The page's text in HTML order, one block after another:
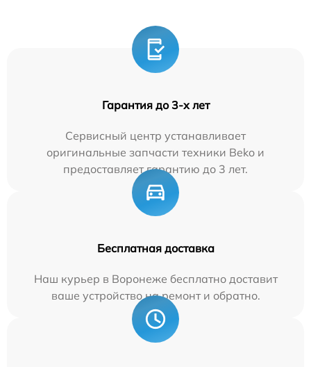
Гарантия до 3-х лет
Сервисный центр устанавливает
оригинальные запчасти техники Beko и
предоставляет гарантию до 3 лет.
Бесплатная доставка
Наш курьер в Воронеже бесплатно доставит
ваше устройство на ремонт и обратно.